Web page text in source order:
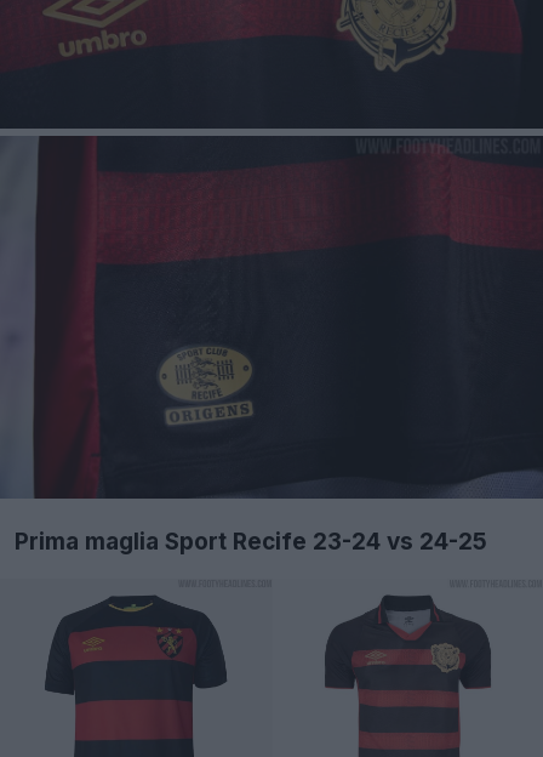
Prima maglia Sport Recife 23-24 vs 24-25